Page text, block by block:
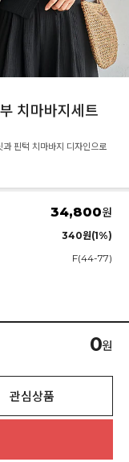
치마바지세트
핀턱 치마바지 디자인으로
34,800원
340원(1%)
F(44-77)
0원
관심상품